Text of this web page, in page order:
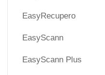
EasyRecupero
EasyScann
EasyScann Plus